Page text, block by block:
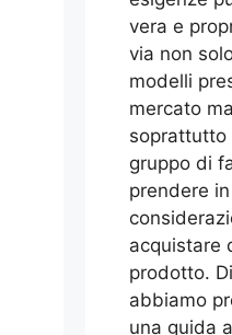
vera e
via non
modelli
mercato
soprattutto
gruppo di
prendere in
acquistare
prodotto.
abbiamo
una guida